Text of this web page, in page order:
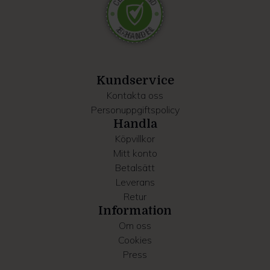
Dessa kan i sin tur kombinera informationen med annan
information som du har tillhandahållit eller som de har
samlat in när du har använt deras tjänster.
Kundservice
Kontakta oss
Personuppgiftspolicy
Handla
Köpvillkor
Mitt konto
Betalsätt
Leverans
Retur
Information
Om oss
Cookies
Press